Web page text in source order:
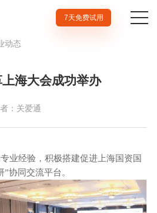
7天免费试用
动态
海大会成功举办
：关爱通
业经验，积极搭建促进上海国资国
”协同交流平台。